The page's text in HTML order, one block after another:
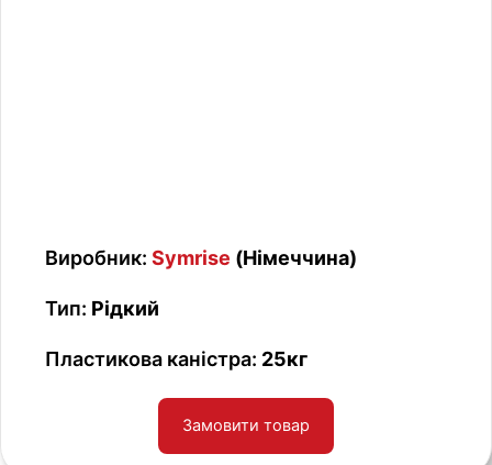
Виробник: Symrise (Німеччина)
Тип: Рідкий
Пластикова каністра: 25кг
Замовити товар